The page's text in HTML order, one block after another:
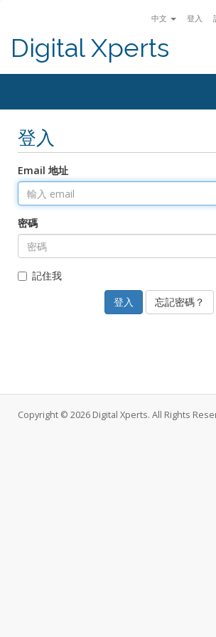
中文 登入
Digital Xperts
登入
Email 地址
密碼
記住我
忘記密碼？
Copyright © 2026 Digital Xperts. All Rights